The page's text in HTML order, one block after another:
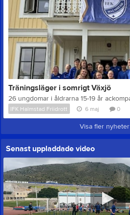
Träningsläger i somrigt Växjö
IFK Halmstad Friidrott 6 maj 0
Visa fler nyheter
Senast uppladdade video